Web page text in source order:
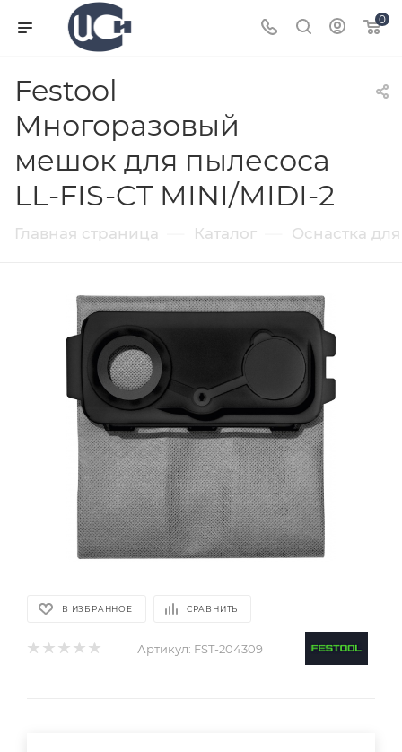
0
Festool
Многоразовый
мешок для пылесоса
LL-FIS-CT MINI/MIDI-2
Главная страница Каталог Оснастка
В ИЗБРАННОЕ СРАВНИТЬ
Артикул: FST-204309